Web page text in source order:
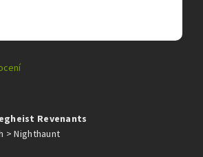
Revenants
> Nighthaunt